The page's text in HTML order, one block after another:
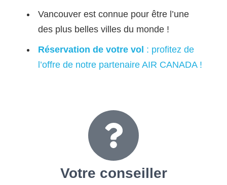
Vancouver est connue pour être l’une
des plus belles villes du monde !
Réservation de votre vol : profitez de
l’offre de notre partenaire AIR CANADA !
Votre conseiller